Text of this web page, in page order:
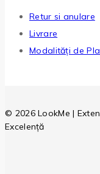
Retur si anulare
Livrare
Modalități de
© 2026 LookMe |
Excelență